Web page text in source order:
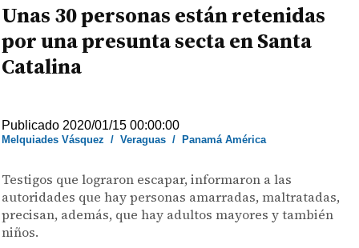
Unas 30 personas están retenidas
por una presunta secta en Santa
Catalina
Publicado 2020/01/15 00:00:00
Melquiades Vásquez /Veraguas / Panamá América
Testigos que lograron escapar, informaron a las
autoridades que hay personas amarradas, maltratadas,
precisan, además, que hay adultos mayores y también
niños.